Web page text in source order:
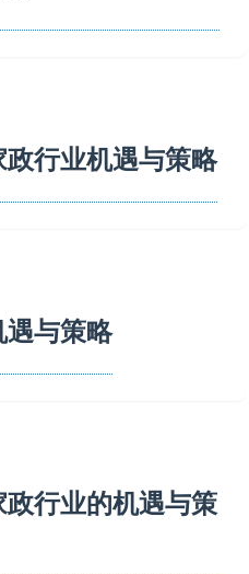
行业机遇与策略
遇与策略
行业的机遇与策